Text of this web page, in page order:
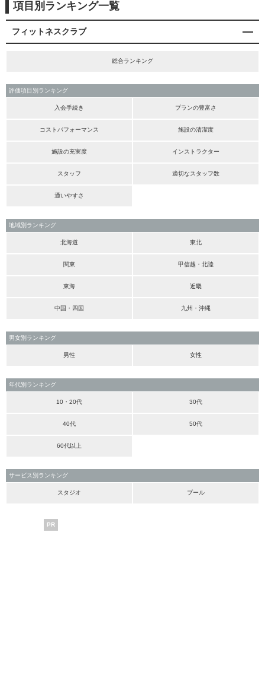
項目別ランキング一覧
フィットネスクラブ
総合ランキング
評価項目別ランキング
入会手続き プランの豊富さ
コストパフォーマンス 施設の清潔度
施設の充実度 インストラクター
スタッフ 適切なスタッフ数
通いやすさ
地域別ランキング
北海道 東北
関東 甲信越・北陸
東海 近畿
中国・四国 九州・沖縄
男女別ランキング
男性 女性
年代別ランキング
10・20代 30代
40代 50代
60代以上
サービス別ランキング
スタジオ プール
PR